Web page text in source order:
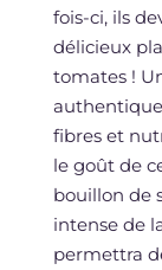
fois-ci, ils
délicieux
tomates !
fibres et
le goût de
bouillon de
intense de
permettra